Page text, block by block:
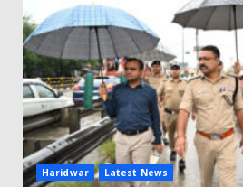
Haridwar Latest News